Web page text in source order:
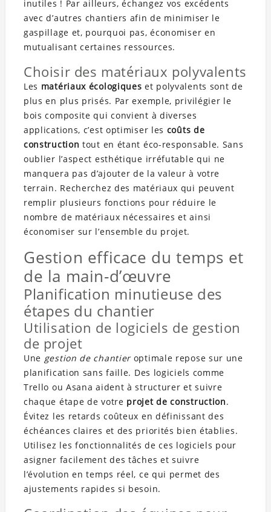
inutiles ! Par ailleurs, échangez vos excédents
avec d’autres chantiers afin de minimiser le
gaspillage et, pourquoi pas, économiser en
mutualisant certaines ressources.
Choisir des matériaux polyvalents
Les matériaux écologiques et polyvalents sont de
plus en plus prisés. Par exemple, privilégier le
bois composite qui convient à diverses
applications, c’est optimiser les coûts de
construction tout en étant éco-responsable. Sans
oublier l’aspect esthétique irréfutable qui ne
manquera pas d’ajouter de la valeur à votre
terrain. Recherchez des matériaux qui peuvent
remplir plusieurs fonctions pour réduire le
nombre de matériaux nécessaires et ainsi
économiser sur l’ensemble du projet.
Gestion efficace du temps et
de la main-d’œuvre
Planification minutieuse des
étapes du chantier
Utilisation de logiciels de gestion
de projet
Une gestion de chantieroptimale repose sur une
planification sans faille. Des logiciels comme
Trello ou Asana aident à structurer et suivre
chaque étape de votre projet de construction.
Évitez les retards coûteux en définissant des
échéances claires et des priorités bien établies.
Utilisez les fonctionnalités de ces logiciels pour
asigner facilement des tâches et suivre
l’évolution en temps réel, ce qui permet des
ajustements rapides si besoin.